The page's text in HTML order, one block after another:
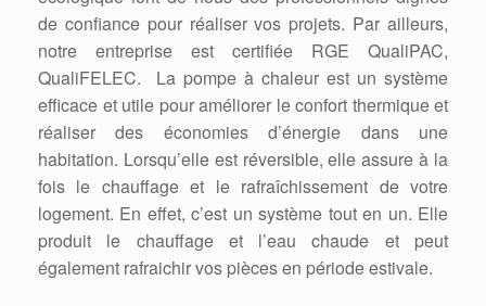
de confiance pour réaliser vos projets. Par ailleurs,
notre entreprise est certifiée RGE QualiPAC,
QualiFELEC. La pompe à chaleur est un système
efficace et utile pour améliorer le confort thermique et
réaliser des économies d’énergie dans une
habitation. Lorsqu’elle est réversible, elle assure à la
fois le chauffage et le rafraîchissement de votre
logement. En effet, c’est un système tout en un. Elle
produit le chauffage et l’eau chaude et peut
également rafraichir vos pièces en période estivale.